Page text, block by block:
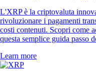
L'XRP è la criptovaluta
rivoluzionare i pagamenti
costi contenuti. Scopri come
questa semplice guida passo
Learn more